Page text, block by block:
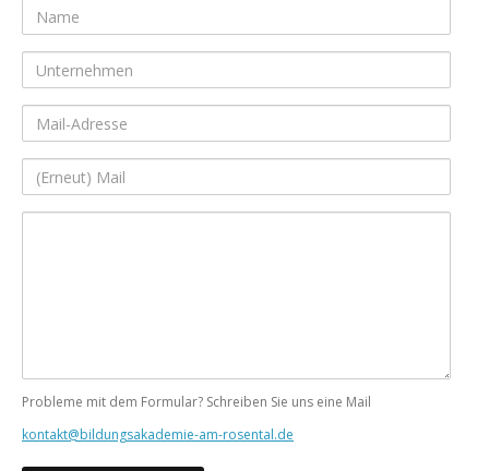
Name
Unternehmen
Mail-
(Erneut)
Probleme mit dem Formular? Schreiben Sie uns eine Mail
kontakt@bildungsakademie-am-rosental.de